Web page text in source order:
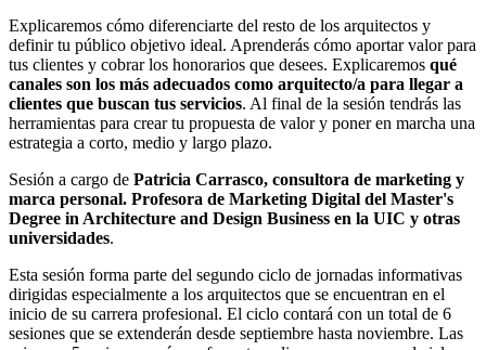
Explicaremos cómo diferenciarte del resto de los arquitectos y
definir tu público objetivo ideal. Aprenderás cómo aportar valor para
tus clientes y cobrar los honorarios que desees. Explicaremos qué
canales son los más adecuados como arquitecto/a para llegar a
clientes que buscan tus servicios. Al final de la sesión tendrás las
herramientas para crear tu propuesta de valor y poner en marcha una
estrategia a corto, medio y largo plazo.
Sesión a cargo de Patricia Carrasco, consultora de marketing y
marca personal. Profesora de Marketing Digital del Master's
Degree in Architecture and Design Business en la UIC y otras
universidades.
Esta sesión forma parte del segundo ciclo de jornadas informativas
dirigidas especialmente a los arquitectos que se encuentran en el
inicio de su carrera profesional. El ciclo contará con un total de 6
sesiones que se extenderán desde septiembre hasta noviembre. Las